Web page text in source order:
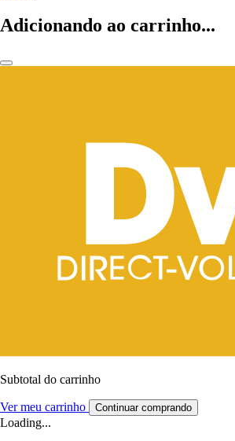
Adicionando ao carrinho...
Subtotal do carrinho
Ver meu carrinho Continuar comprando
Loading...